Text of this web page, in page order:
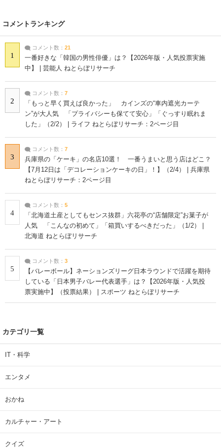
コメントランキング
1
コメント数： 21
一番好きな「韓国の男性俳優」は？【2026年版・人気投票実施
中】 | 芸能人 ねとらぼリサーチ
2
コメント数： 7
「もっと早く買えば良かった」 カインズの“車内遮光カーテ
ン”が大人気 「プライバシーも保てて安心」「ぐっすり眠れま
した」（2/2） | ライフ ねとらぼリサーチ：2ページ目
3
コメント数： 7
兵庫県の「ケーキ」の名店10選！ 一番うまいと思う店はどこ？
【7月12日は「デコレーションケーキの日」！】（2/4） | 兵庫県
ねとらぼリサーチ：2ページ目
4
コメント数： 5
「北海道土産としてもセンス抜群」六花亭の“店舗限定”お菓子が
人気 「こんなの初めて」「箱買いするべきだった」（1/2） |
北海道 ねとらぼリサーチ
5
コメント数： 3
【バレーボール】ネーションズリーグ日本ラウンドで活躍を期待
している「日本男子バレー代表選手」は？【2026年版・人気投
票実施中】（投票結果） | スポーツ ねとらぼリサーチ
カテゴリ一覧
IT・科学
エンタメ
おかね
カルチャー・アート
クイズ